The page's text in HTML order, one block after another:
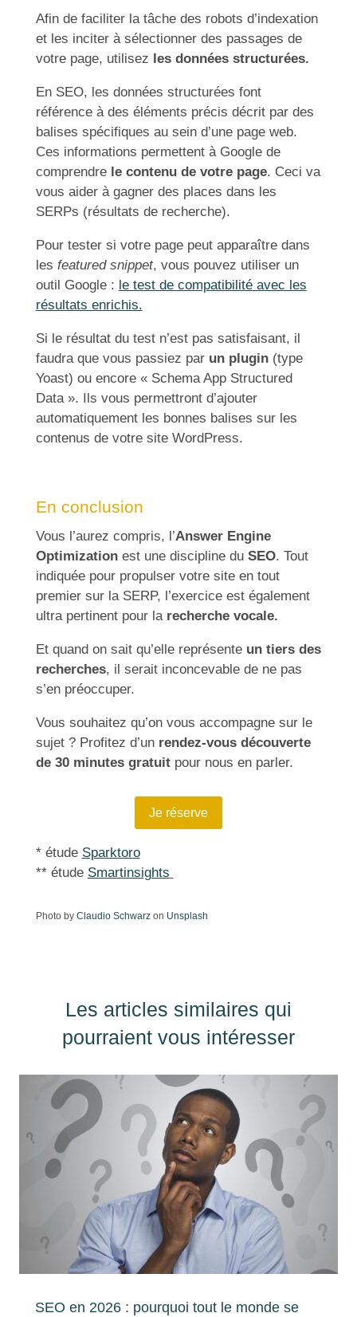
Afin de faciliter la tâche des robots d’indexation
et les inciter à sélectionner des passages de
votre page, utilisez les données structurées.
En SEO, les données structurées font
référence à des éléments précis décrit par des
balises spécifiques au sein d’une page web.
Ces informations permettent à Google de
comprendre le contenu de votre page. Ceci va
vous aider à gagner des places dans les
SERPs (résultats de recherche).
Pour tester si votre page peut apparaître dans
les featured snippet, vous pouvez utiliser un
outil Google : le test de compatibilité avec les
résultats enrichis.
Si le résultat du test n’est pas satisfaisant, il
faudra que vous passiez par un plugin(type
Yoast) ou encore « Schema App Structured
Data ». Ils vous permettront d’ajouter
automatiquement les bonnes balises sur les
contenus de votre site WordPress.
En conclusion
Vous l’aurez compris, l’Answer Engine
Optimizationest une discipline du SEO. Tout
indiquée pour propulser votre site en tout
premier sur la SERP, l’exercice est également
ultra pertinent pour la recherche vocale.
Et quand on sait qu’elle représente un tiers des
recherches, il serait inconcevable de ne pas
s’en préoccuper.
Vous souhaitez qu’on vous accompagne sur le
sujet ? Profitez d’un rendez-vous découverte
de 30 minutes gratuitpour nous en parler.
Je réserve
* étude Sparktoro
** étude Smartinsights
Photo by Claudio Schwarzon Unsplash
Les articles similaires qui
pourraient vous intéresser
SEO en 2026 : pourquoi tout le monde se